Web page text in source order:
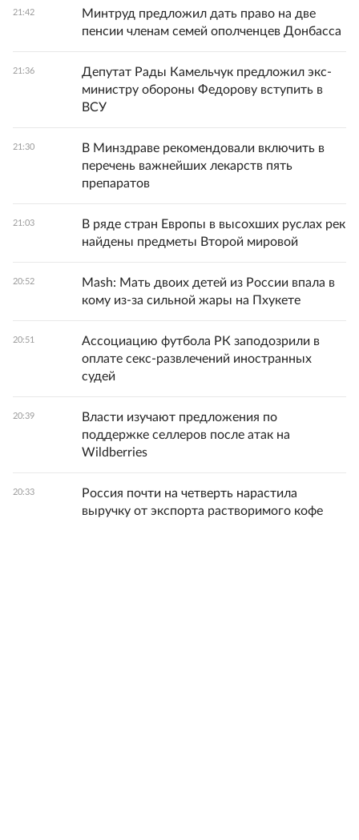
21:42
Минтруд предложил дать право на две
пенсии членам семей ополченцев Донбасса
21:36
Депутат Рады Камельчук предложил экс-
министру обороны Федорову вступить в
ВСУ
21:30
В Минздраве рекомендовали включить в
перечень важнейших лекарств пять
препаратов
21:03
В ряде стран Европы в высохших руслах рек
найдены предметы Второй мировой
20:52
Mash: Мать двоих детей из России впала в
кому из-за сильной жары на Пхукете
20:51
Ассоциацию футбола РК заподозрили в
оплате секс-развлечений иностранных
судей
20:39
Власти изучают предложения по
поддержке селлеров после атак на
Wildberries
20:33
Россия почти на четверть нарастила
выручку от экспорта растворимого кофе